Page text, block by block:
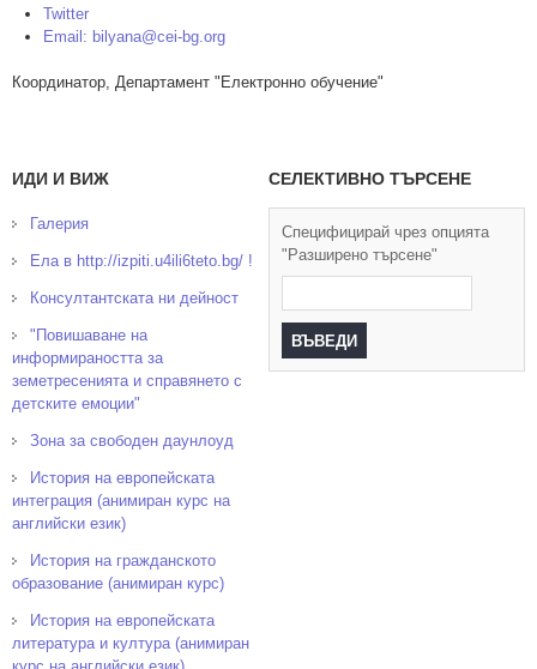
Twitter
Email: bilyana@cei-bg.org
Координатор, Департамент "Електронно обучение"
ИДИ И ВИЖ
Галерия
Ела в http://izpiti.u4ili6teto.bg/ !
Консултантската ни дейност
"Повишаване на
информираността за
земетресенията и справянето с
детските емоции"
Зона за свободен даунлоуд
История на европейската
интеграция (анимиран курс на
английски език)
История на гражданското
образование (анимиран курс)
История на европейската
литература и култура (анимиран
СЕЛЕКТИВНО ТЪРСЕНЕ
Специфицирай чрез опцията
"Разширено търсене"